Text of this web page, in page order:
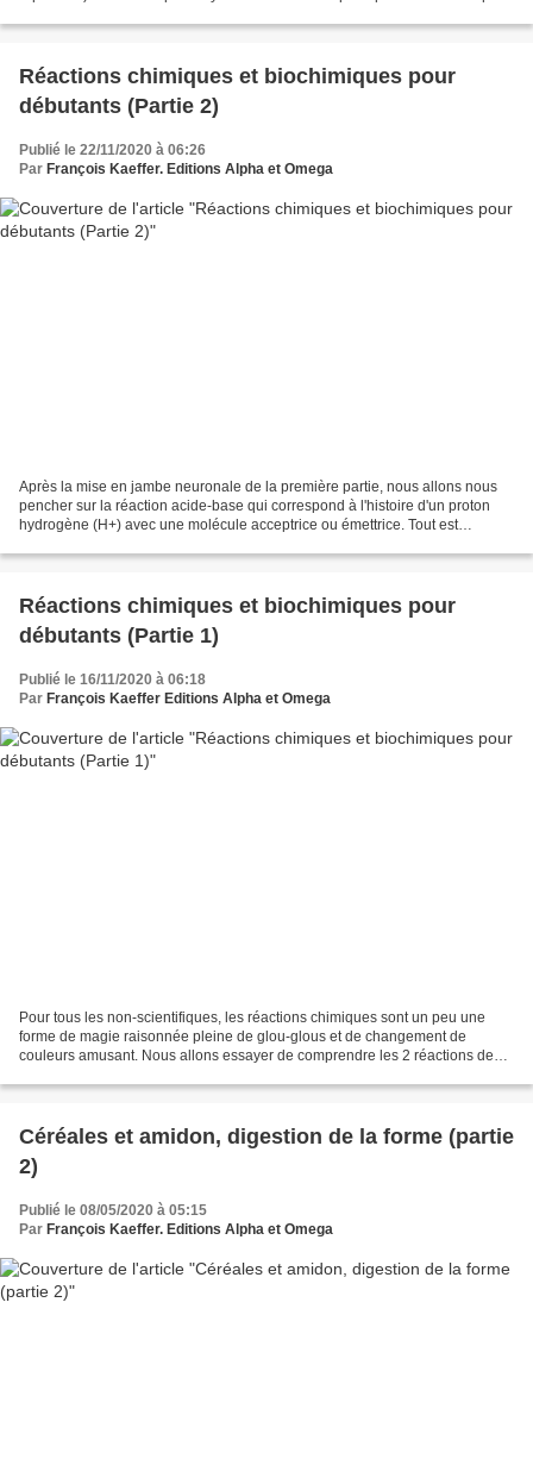
Réactions chimiques et biochimiques pour
débutants (Partie 2)
Publié le 22/11/2020 à 06:26
Par François Kaeffer. Editions Alpha et Omega
Après la mise en jambe neuronale de la première partie, nous allons nous
pencher sur la réaction acide-base qui correspond à l'histoire d'un proton
hydrogène (H+) avec une molécule acceptrice ou émettrice. Tout est
Réactions chimiques et biochimiques pour
débutants (Partie 1)
Publié le 16/11/2020 à 06:18
Par François Kaeffer Editions Alpha et Omega
Pour tous les non-scientifiques, les réactions chimiques sont un peu une
forme de magie raisonnée pleine de glou-glous et de changement de
couleurs amusant. Nous allons essayer de comprendre les 2 réactions de
Céréales et amidon, digestion de la forme (partie
2)
Publié le 08/05/2020 à 05:15
Par François Kaeffer. Editions Alpha et Omega